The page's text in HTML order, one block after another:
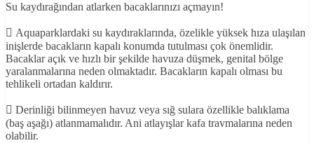
Su kaydırağından atlarken bacaklarınızı açmayın!
 Aquaparklardaki su kaydıraklarında, özelikle yüksek hıza ulaşılan
inişlerde bacakların kapalı konumda tutulması çok önemlidir.
Bacaklar açık ve hızlı bir şekilde havuza düşmek, genital bölge
yaralanmalarına neden olmaktadır. Bacakların kapalı olması bu
tehlikeli ortadan kaldırır.
 Derinliği bilinmeyen havuz veya sığ sulara özellikle balıklama
(baş aşağı) atlanmamalıdır. Ani atlayışlar kafa travmalarına neden
olabilir.